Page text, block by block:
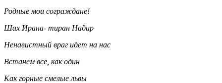
Родные мои сограждане!
Шах Ирана- тиран Надир
Ненавистный враг идет на нас
Встанем все, как один
Как горные смелые львы